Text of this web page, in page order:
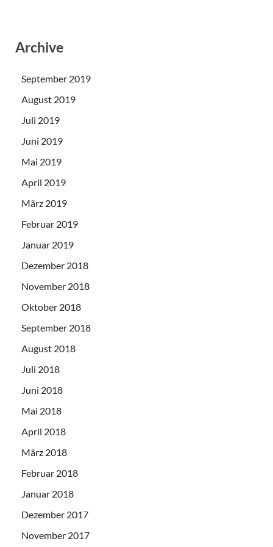
Archive
September 2019
August 2019
Juli 2019
Juni 2019
Mai 2019
April 2019
März 2019
Februar 2019
Januar 2019
Dezember 2018
November 2018
Oktober 2018
September 2018
August 2018
Juli 2018
Juni 2018
Mai 2018
April 2018
März 2018
Februar 2018
Januar 2018
Dezember 2017
November 2017